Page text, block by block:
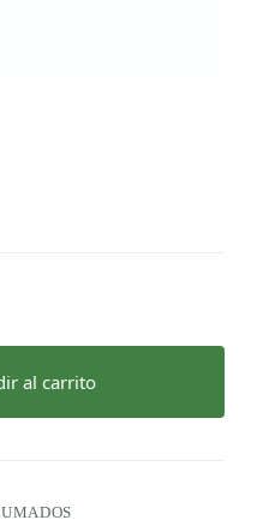
al carrito